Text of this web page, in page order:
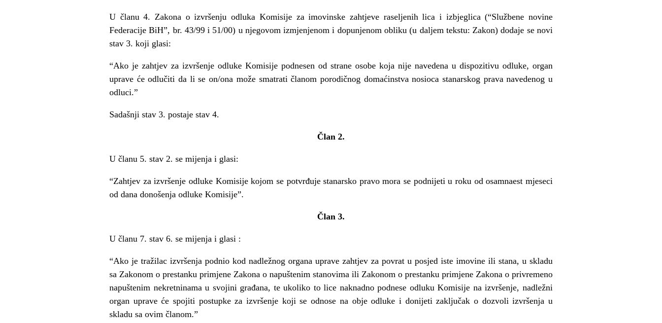
U članu 4. Zakona o izvršenju odluka Komisije za imovinske zahtjeve raseljenih lica i izbjeglica (“Službene novine
Federacije BiH”, br. 43/99 i 51/00) u njegovom izmjenjenom i dopunjenom obliku (u daljem tekstu: Zakon) dodaje se novi
stav 3. koji glasi:
“Ako je zahtjev za izvršenje odluke Komisije podnesen od strane osobe koja nije navedena u dispozitivu odluke, organ
uprave će odlučiti da li se on/ona može smatratičlanom porodičnog domaćinstva nosioca stanarskog prava navedenog u
odluci.”
Sadašnji stav 3. postaje stav 4.
Član 2.
U članu 5. stav 2. se mijenja i glasi:
“Zahtjev za izvršenje odluke Komisije kojom se potvrđuje stanarsko pravo mora se podnijeti u roku od osamnaest mjeseci
od dana donošenja odluke Komisije”.
Član 3.
U članu 7. stav 6. se mijenja i glasi :
“Ako je tražilac izvršenja podnio kod nadležnog organa uprave zahtjev za povrat u posjed iste imovine ili stana, u skladu
sa Zakonom o prestanku primjene Zakona o napuštenim stanovima ili Zakonom o prestanku primjene Zakona o privremeno
napuštenim nekretninama u svojini građana, te ukoliko to lice naknadno podnese odluku Komisije na izvršenje, nadležni
organ upraveće spojiti postupke za izvršenje koji se odnose na obje odluke i donijeti zaključak o dozvoli izvršenja u
skladu sa ovim članom.”